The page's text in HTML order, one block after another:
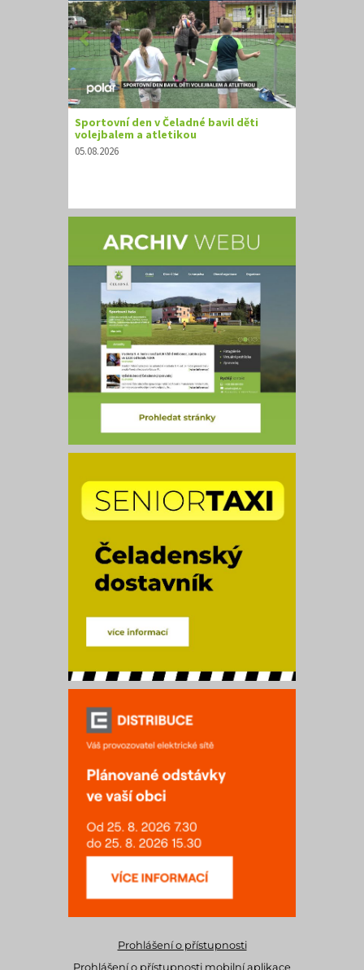
Prohlášení o přístupnosti
Prohlášení o přístupnosti mobilní aplikace